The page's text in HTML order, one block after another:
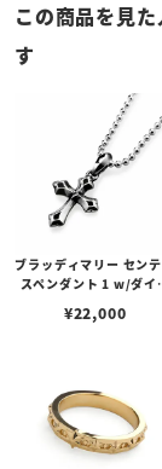
この商品を見
す
ブラッディマリー セン
スペンダント 1 w/ダイ
¥22,000